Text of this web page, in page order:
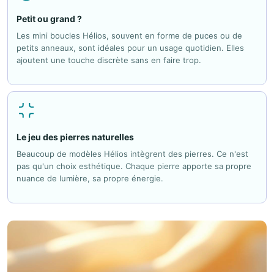
Petit ou grand ?
Les mini boucles Hélios, souvent en forme de puces ou de
petits anneaux, sont idéales pour un usage quotidien. Elles
ajoutent une touche discrète sans en faire trop.
Le jeu des pierres naturelles
Beaucoup de modèles Hélios intègrent des pierres. Ce n'est
pas qu'un choix esthétique. Chaque pierre apporte sa propre
nuance de lumière, sa propre énergie.